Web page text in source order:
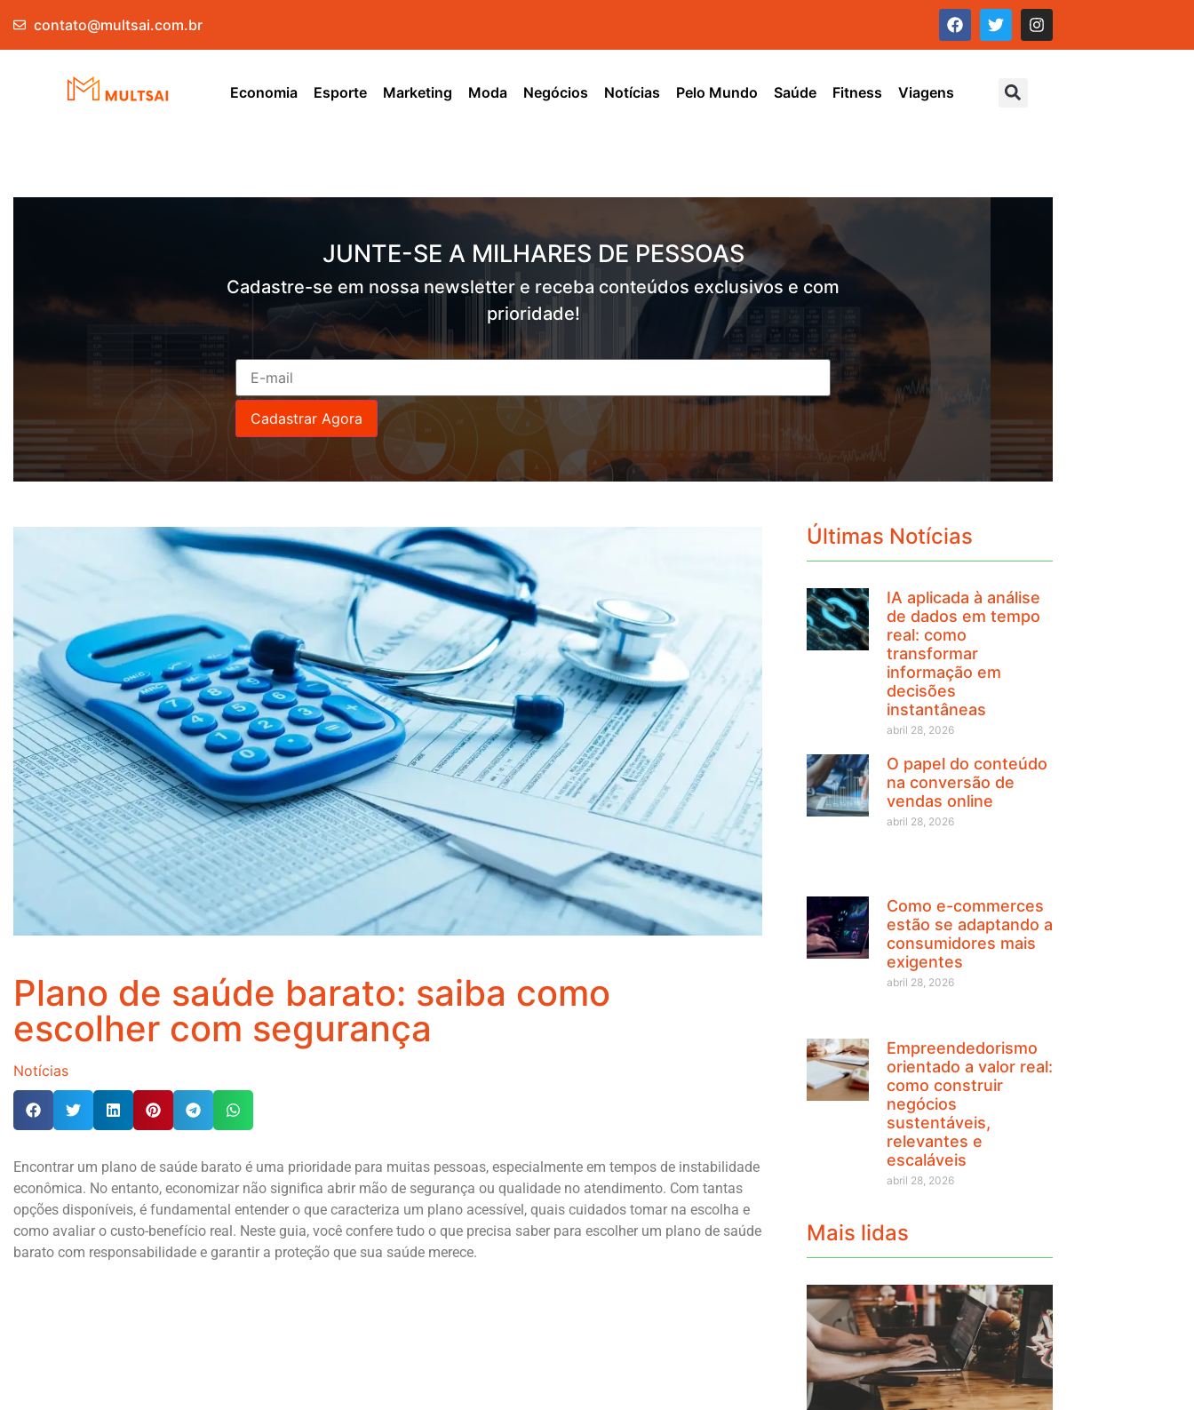
contato@multsai.com.br
Economia Esporte Marketing Moda Negócios Notícias Pelo Mundo Saúde Fitness Viagens
JUNTE-SE A MILHARES DE PESSOAS
Cadastre-se em nossa newsletter e receba conteúdos exclusivos e com
prioridade!
Plano de saúde barato: saiba como
escolher com segurança
Notícias
Encontrar um plano de saúde barato é uma prioridade para muitas pessoas, especialmente em tempos de instabilidade
econômica. No entanto, economizar não significa abrir mão de segurança ou qualidade no atendimento. Com tantas
opções disponíveis, é fundamental entender o que caracteriza um plano acessível, quais cuidados tomar na escolha e
como avaliar o custo-benefício real. Neste guia, você confere tudo o que precisa saber para escolher um plano de saúde
barato com responsabilidade e garantir a proteção que sua saúde merece.
Últimas Notícias
IA aplicada à análise
de dados em tempo
real: como
transformar
informação em
decisões
instantâneas
abril 28, 2026
O papel do conteúdo
na conversão de
vendas online
abril 28, 2026
Como e-commerces
estão se adaptando a
consumidores mais
exigentes
abril 28, 2026
Empreendedorismo
orientado a valor real:
como construir
negócios
sustentáveis,
relevantes e
escaláveis
abril 28, 2026
Mais lidas